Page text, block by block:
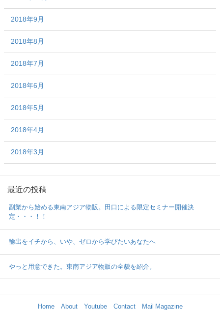
2018年9月
2018年8月
2018年7月
2018年6月
2018年5月
2018年4月
2018年3月
最近の投稿
副業から始める東南アジア物販。田口による限定セミナー開催決
定・・・！！
輸出をイチから、いや、ゼロから学びたいあなたへ
やっと用意できた。東南アジア物販の全貌を紹介。
Home About Youtube Contact Mail Magazine